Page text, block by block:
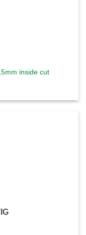
inside cut